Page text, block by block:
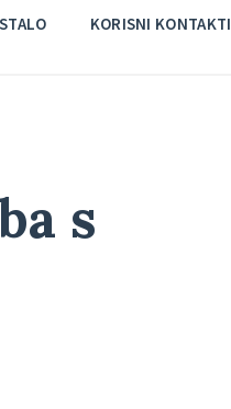
KORISNI KONTAKTI
s